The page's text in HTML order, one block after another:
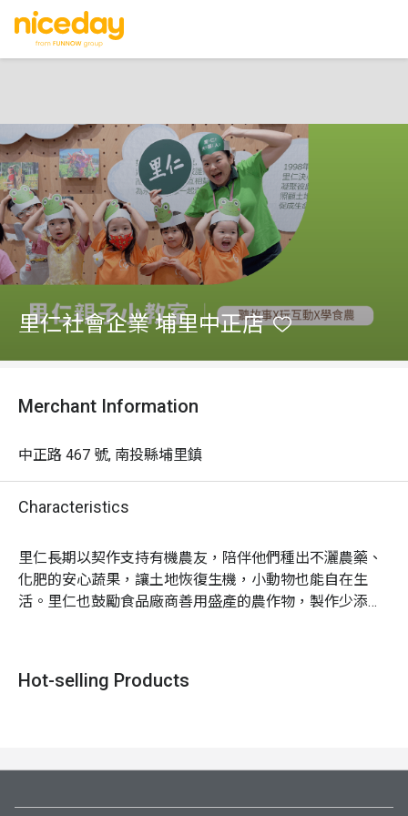
里仁社會企業 埔里中正店
Merchant Information
中正路 467 號, 南投縣埔里鎮
Characteristics
里仁長期以契作支持有機農友，陪伴他們種出不灑農藥、
化肥的安心蔬果，讓土地恢復生機，小動物也能自在生
活。里仁也鼓勵食品廠商善用盛產的農作物，製作少添加
Hot-selling Products